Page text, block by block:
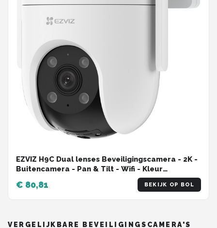
EZVIZ H9C Dual lenses Beveiligingscamera - 2K -
Buitencamera - Pan & Tilt - Wifi - Kleur
€ 80,81 BEKIJK OP BOL
VERGELIJKBARE BEVEILIGINGSCAMERA'S